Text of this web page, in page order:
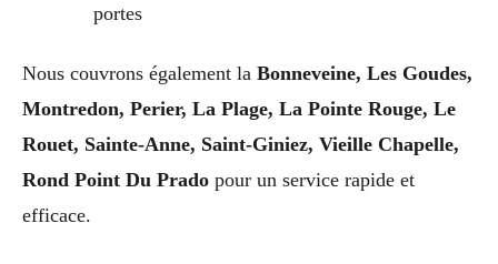
portes
Nous couvrons également la Bonneveine, Les Goudes,
Montredon, Perier, La Plage, La Pointe Rouge, Le
Rouet, Sainte-Anne, Saint-Giniez, Vieille Chapelle,
Rond Point Du Prado pour un service rapide et
efficace.